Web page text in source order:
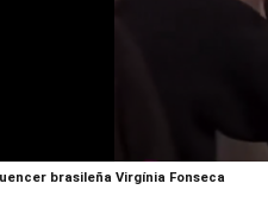
brasileña Virgínia Fonseca